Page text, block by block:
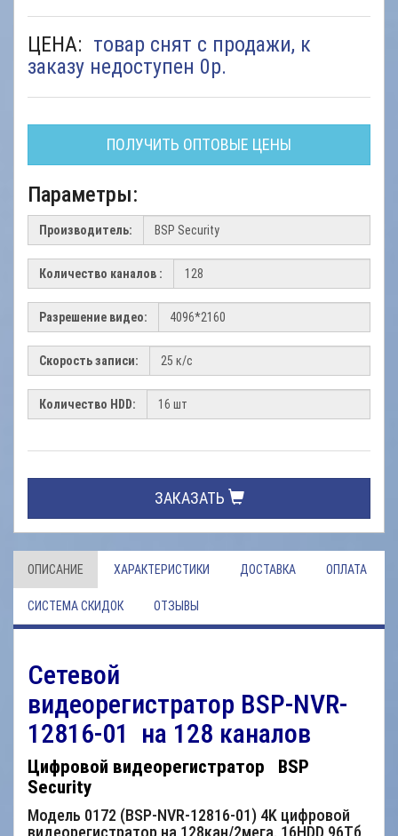
ЦЕНА: товар снят с продажи, к
заказу недоступен 0р.
ПОЛУЧИТЬ ОПТОВЫЕ ЦЕНЫ
Параметры:
Производитель:
Количество каналов :
Разрешение видео:
Скорость записи:
Количество HDD:
ЗАКАЗАТЬ
ОПИСАНИЕ ХАРАКТЕРИСТИКИ ДОСТАВКА ОПЛАТА
СИСТЕМА СКИДОК ОТЗЫВЫ
Сетевой
видеорегистратор BSP-NVR-
12816-01 на 128 каналов
Цифровой видеорегистратор
BSP
Security
Модель 0172 (BSP-NVR-12816-01) 4K цифровой
видеорегистратор на 128кан/2мега. 16HDD 96Тб